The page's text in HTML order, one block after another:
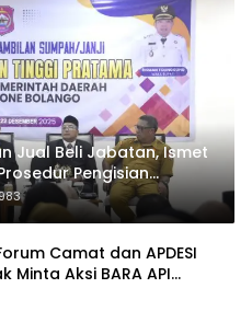
Jual Beli Jabatan, Ismet
Pengisian
Camat dan APDESI
Minta Aksi BARA API